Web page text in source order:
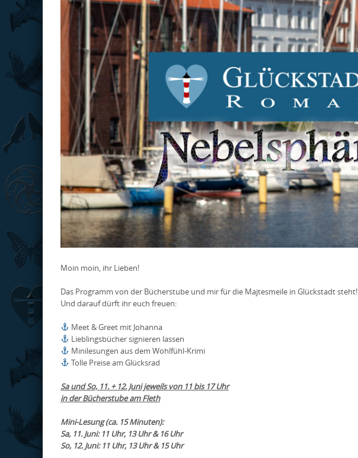
Moin moin, ihr Lieben!
Das Programm von der Bücherstube und mir für die Majtesmeile in Glückstadt steht!
Und darauf dürft ihr euch freuen:
Meet & Greet mit Johanna
Lieblingsbücher signieren lassen
Minilesungen aus dem Wohlfühl-Krimi
Tolle Preise am Glücksrad
Sa und So, 11. + 12. Juni jeweils von 11 bis 17 Uhr
in der Bücherstube am Fleth
Mini-Lesung (ca. 15 Minuten):
Sa, 11. Juni: 11 Uhr, 13 Uhr & 16 Uhr
So, 12. Juni: 11 Uhr, 13 Uhr & 15 Uhr